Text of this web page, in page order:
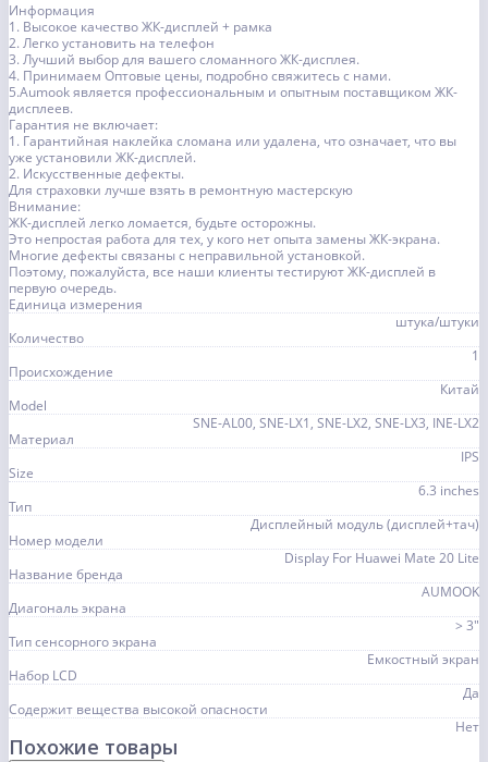
Информация
1. Высокое качество ЖК-дисплей + рамка
2. Легко установить на телефон
3. Лучший выбор для вашего сломанного ЖК-дисплея.
4. Принимаем Оптовые цены, подробно свяжитесь с нами.
5.Aumook является профессиональным и опытным поставщиком ЖК-
дисплеев.
Гарантия не включает:
1. Гарантийная наклейка сломана или удалена, что означает, что вы
уже установили ЖК-дисплей.
2. Искусственные дефекты.
Для страховки лучше взять в ремонтную мастерскую
Внимание:
ЖК-дисплей легко ломается, будьте осторожны.
Это непростая работа для тех, у кого нет опыта замены ЖК-экрана.
Многие дефекты связаны с неправильной установкой.
Поэтому, пожалуйста, все наши клиенты тестируют ЖК-дисплей в
первую очередь.
Единица измерения
штука/штуки
Количество
1
Происхождение
Китай
Model
SNE-AL00, SNE-LX1, SNE-LX2, SNE-LX3, INE-LX2
Материал
IPS
Size
6.3 inches
Тип
Дисплейный модуль (дисплей+тач)
Номер модели
Display For Huawei Mate 20 Lite
Название бренда
AUMOOK
Диагональ экрана
> 3"
Тип сенсорного экрана
Емкостный экран
Набор LCD
Да
Содержит вещества высокой опасности
Нет
Похожие товары